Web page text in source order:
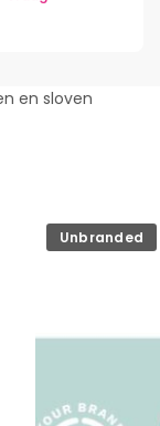
en sloven
Unbranded